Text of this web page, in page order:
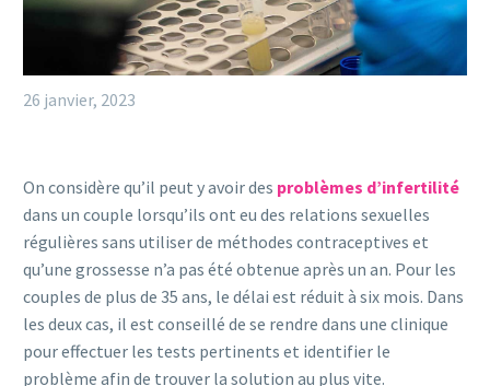
26 janvier, 2023
On considère qu’il peut y avoir des problèmes d’infertilité
dans un couple lorsqu’ils ont eu des relations sexuelles
régulières sans utiliser de méthodes contraceptives et
qu’une grossesse n’a pas été obtenue après un an. Pour les
couples de plus de 35 ans, le délai est réduit à six mois. Dans
les deux cas, il est conseillé de se rendre dans une clinique
pour effectuer les tests pertinents et identifier le
problème afin de trouver la solution au plus vite.